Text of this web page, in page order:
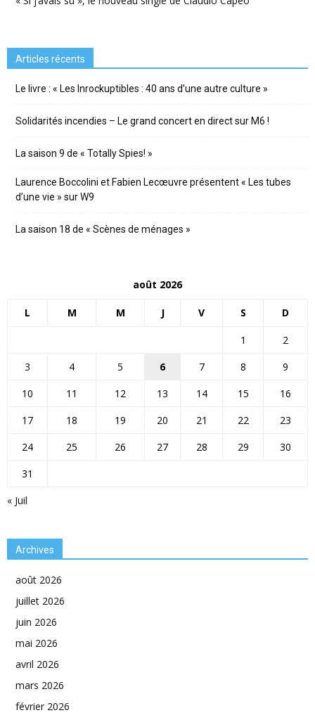
Articles récents
Le livre : « Les Inrockuptibles : 40 ans d’une autre culture »
Solidarités incendies – Le grand concert en direct sur M6 !
La saison 9 de « Totally Spies! »
Laurence Boccolini et Fabien Lecœuvre présentent « Les tubes
d’une vie » sur W9
La saison 18 de « Scènes de ménages »
août 2026
L M M J V S D
« Juil
1
2
3
4 5 6 7 8
9
10
11 12 13 14 15
16
17
18 19 20 21 22
23
24
25 26 27 28 29
30
31
Archives
août 2026
juillet 2026
juin 2026
mai 2026
avril 2026
mars 2026
février 2026